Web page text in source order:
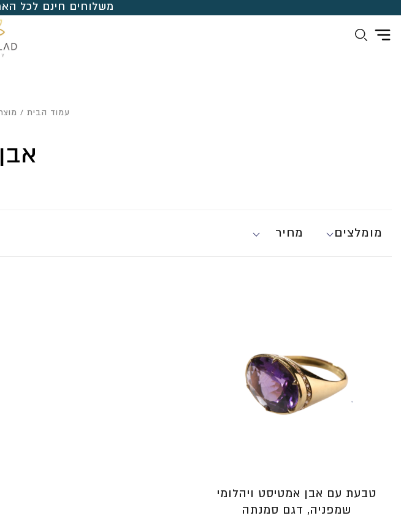
משלוחים חינם לכל הארץ | 12 תשלומים
עמוד הבית /
מומלצים מחיר
טבעת עם אבן אמטיסט ויהלומי
שמפניה, דגם סמנתה